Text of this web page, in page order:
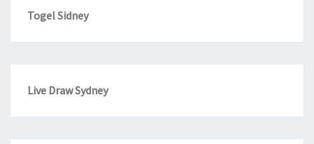
Togel Sidney
Live Draw Sydney